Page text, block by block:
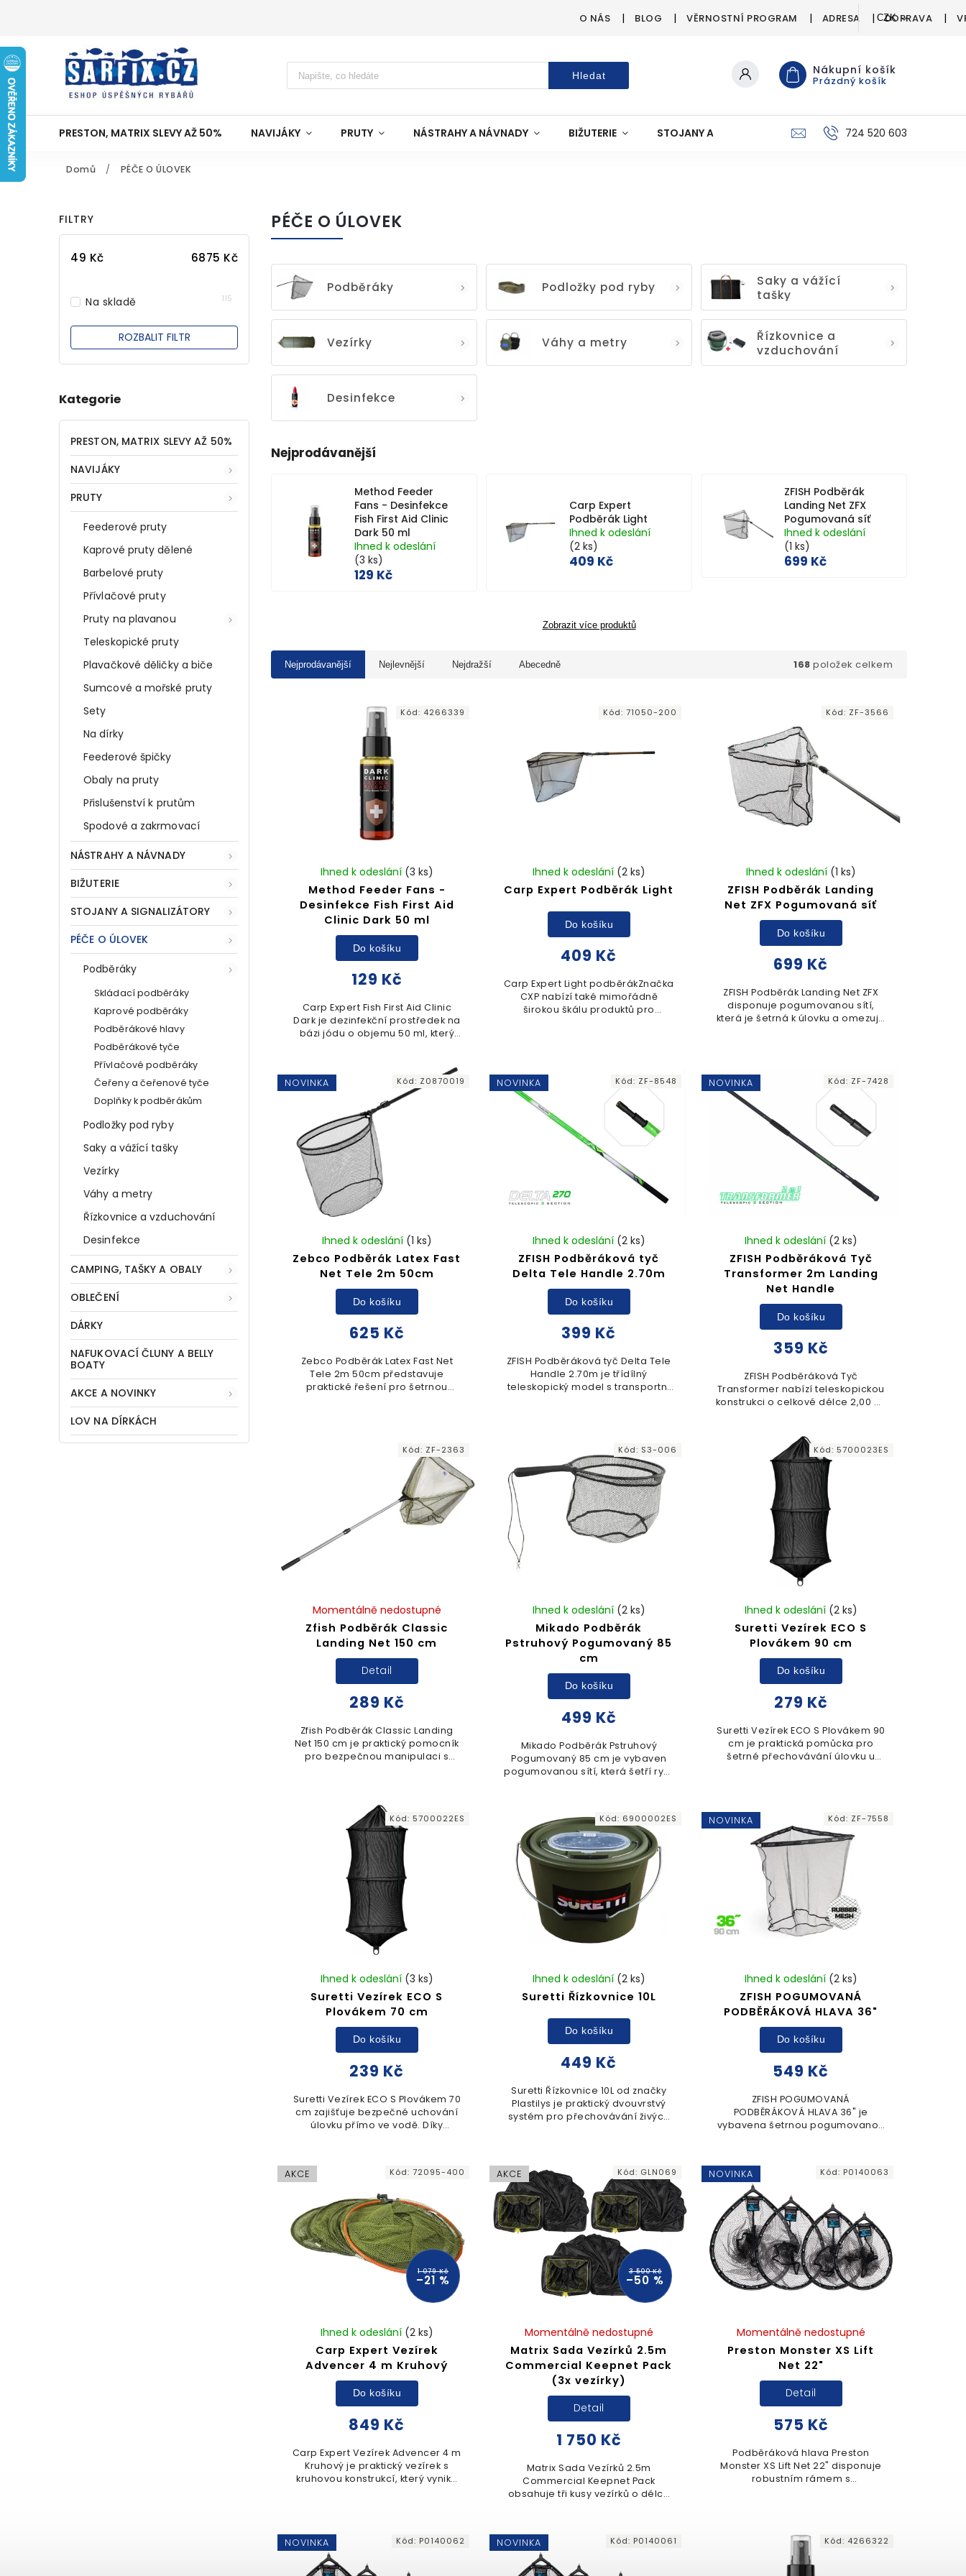
O NÁS BLOG VĚRNOSTNÍ PROGRAM ADRESA DOPRAVA
CZK
Hledat Nákupní košík
Prázdný košík
PRESTON, MATRIX SLEVY AŽ 50% NAVIJÁKY PRUTY NÁSTRAHY A NÁVNADY BIŽUTERIE STOJANY A SIGNALIZÁTORY PÉČE O ÚLOVEK
724 520 603
Domů / PÉČE O ÚLOVEK
FILTRY
49 Kč 6875 Kč
Na skladě 115
ROZBALIT FILTR
Kategorie
PRESTON, MATRIX SLEVY AŽ 50%
NAVIJÁKY
PRUTY
Feederové pruty
Kaprové pruty dělené
Barbelové pruty
Přívlačové pruty
Pruty na plavanou
Teleskopické pruty
Plavačkové děličky a biče
Sumcové a mořské pruty
Sety
Na dírky
Feederové špičky
Obaly na pruty
Přislušenství k prutům
Spodové a zakrmovací
NÁSTRAHY A NÁVNADY
BIŽUTERIE
STOJANY A SIGNALIZÁTORY
PÉČE O ÚLOVEK
Podběráky
Skládací podběráky
Kaprové podběráky
Podběrákové hlavy
Podběrákové tyče
Přívlačové podběráky
Čeřeny a čeřenové tyče
Doplňky k podběrákům
Podložky pod ryby
Saky a vážící tašky
Vezírky
Váhy a metry
Řízkovnice a vzduchování
Desinfekce
CAMPING, TAŠKY A OBALY
OBLEČENÍ
DÁRKY
NAFUKOVACÍ ČLUNY A BELLY
BOATY
AKCE A NOVINKY
LOV NA DÍRKÁCH
PÉČE O ÚLOVEK
Podběráky Podložky pod ryby
Saky a vážící
tašky
Vezírky Váhy a metry
Řízkovnice a
vzduchování
Desinfekce
Nejprodávanější
Method Feeder
Fans - Desinfekce
Fish First Aid Clinic
Dark 50 ml
Ihned k odeslání
(3 ks)
129 Kč
Carp Expert
Podběrák Light
Ihned k odeslání
(2 ks)
409 Kč
ZFISH Podběrák
Landing Net ZFX
Pogumovaná síť
Ihned k odeslání
(1 ks)
699 Kč
Zobrazit více produktů
Nejprodávanější Nejlevnější Nejdražší Abecedně 168 položek celkem
Method Feeder Fans -
Desinfekce Fish First Aid
Clinic Dark 50 ml
Ihned k odeslání (3 ks)
129 Kč
Do košíku
Carp Expert Fish First Aid Clinic
Dark je dezinfekční prostředek na
bázi jódu o objemu 50 ml, který
Kód: 4266339
Carp Expert Podběrák Light
Ihned k odeslání (2 ks)
409 Kč
Do košíku
Carp Expert Light podběrákZnačka
CXP nabízí také mimořádně
širokou škálu produktů pro
Kód:71050-200
ZFISH Podběrák Landing
Net ZFX Pogumovaná síť
Ihned k odeslání (1 ks)
699 Kč
Do košíku
ZFISH Podběrák Landing Net ZFX
disponuje pogumovanou sítí,
která je šetrná k úlovku a omezuje
Kód: ZF-3566
NOVINKA
Zebco Podběrák Latex Fast
Net Tele 2m 50cm
Ihned k odeslání (1 ks)
625 Kč
Do košíku
Zebco Podběrák Latex Fast Net
Tele 2m 50cm představuje
praktické řešení pro šetrnou
Kód: Z0870019 NOVINKA
ZFISH Podběráková tyč
Delta Tele Handle 2.70m
Ihned k odeslání (2 ks)
399 Kč
Do košíku
ZFISH Podběráková tyč Delta Tele
Handle 2.70m je třídílný
teleskopický model s transportní
Kód: ZF-8548 NOVINKA
ZFISH Podběráková Tyč
Transformer 2m Landing
Net Handle
Ihned k odeslání (2 ks)
359 Kč
Do košíku
ZFISH Podběráková Tyč
Transformer nabízí teleskopickou
konstrukci o celkové délce 2,00 m.
skladný a připravený k...
Kód: ZF-7428
Zfish Podběrák Classic
Landing Net 150 cm
Momentálně nedostupné
289 Kč
Detail
Zfish Podběrák Classic Landing
Net 150 cm je praktický pomocník
pro bezpečnou manipulaci s
Kód: ZF-2363
Mikado Podběrák
Pstruhový Pogumovaný 85
cm
Ihned k odeslání (2 ks)
499 Kč
Do košíku
Mikado Podběrák Pstruhový
Pogumovaný 85 cm je vybaven
pogumovanou sítí, která šetří rybí
Kód: S3-006
Suretti Vezírek ECO S
Plovákem 90 cm
Ihned k odeslání (2 ks)
279 Kč
Do košíku
Suretti Vezírek ECO S Plovákem 90
cm je praktická pomůcka pro
šetrné přechovávání úlovku u
Kód: 5700023ES
Suretti Vezírek ECO S
Plovákem 70 cm
Ihned k odeslání (3 ks)
239 Kč
Do košíku
Suretti Vezírek ECO S Plovákem 70
cm zajišťuje bezpečné uchování
úlovku přímo ve vodě. Díky
poloze pro snadnou manipulaci.
Kód: 5700022ES
Suretti Řízkovnice 10L
Ihned k odeslání (2 ks)
449 Kč
Do košíku
Suretti Řízkovnice 10L od značky
Plastilys je praktický dvouvrstvý
systém pro přechovávání živých
Kód: 6900002ES NOVINKA
ZFISH POGUMOVANÁ
PODBĚRÁKOVÁ HLAVA 36"
Ihned k odeslání (2 ks)
549 Kč
Do košíku
ZFISH POGUMOVANÁ
PODBĚRÁKOVÁ HLAVA 36" je
vybavena šetrnou pogumovanou
rozměru 90 cm zajišťuje
spolehlivou manipulaci...
Kód: ZF-7558
AKCE
1 079 Kč
–21 %
Carp Expert Vezírek
Advencer 4 m Kruhový
Ihned k odeslání (2 ks)
849 Kč
Do košíku
Carp Expert Vezírek Advencer 4 m
Kruhový je praktický vezírek s
kruhovou konstrukcí, který vyniká
Kód:72095-400 AKCE
3 500 Kč
–50 %
Matrix Sada Vezírků 2.5m
Commercial Keepnet Pack
(3x vezírky)
Momentálně nedostupné
1 750 Kč
Detail
Matrix Sada Vezírků 2.5m
Commercial Keepnet Pack
obsahuje tři kusy vezírků o délce
úlovků během rybolovu.
Kód: GLN069 NOVINKA
Preston Monster XS Lift
Net 22"
Momentálně nedostupné
575 Kč
Detail
Podběráková hlava Preston
Monster XS Lift Net 22" disponuje
robustním rámem s
Kód: P0140063
NOVINKA Kód: P0140062 NOVINKA Kód: P0140061 Kód: 4266322